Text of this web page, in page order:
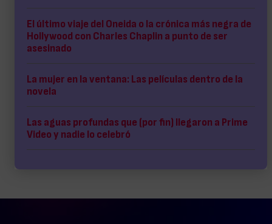
El último viaje del Oneida o la crónica más negra de
Hollywood con Charles Chaplin a punto de ser
asesinado
La mujer en la ventana: Las películas dentro de la
novela
Las aguas profundas que (por fin) llegaron a Prime
Video y nadie lo celebró